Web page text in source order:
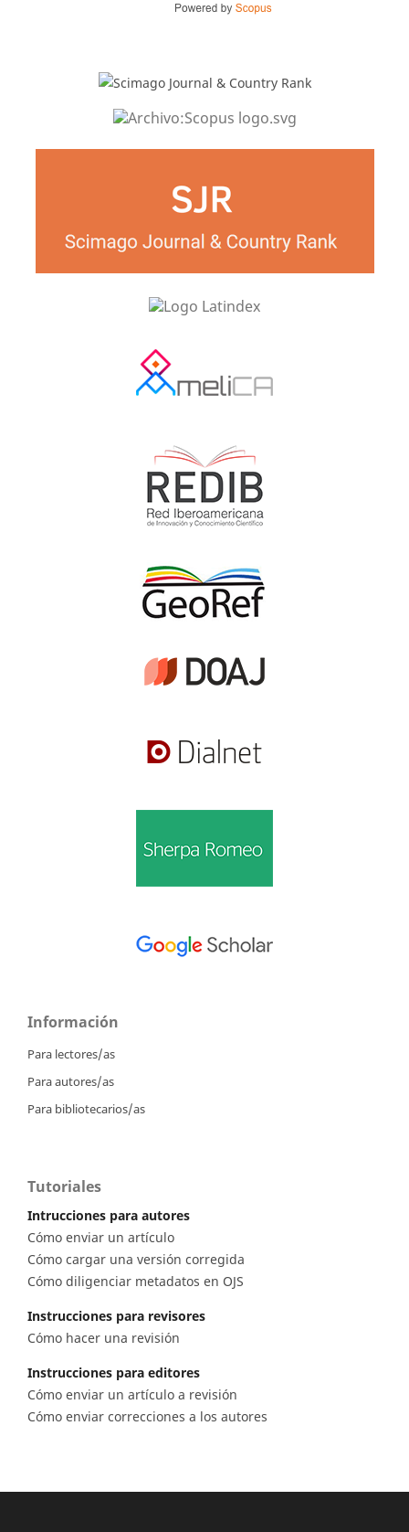
Información
Para lectores/as
Para autores/as
Para bibliotecarios/as
Tutoriales
Intrucciones para autores
Cómo enviar un artículo
Cómo cargar una versión corregida
Cómo diligenciar metadatos en OJS
Instrucciones para revisores
Cómo hacer una revisión
Instrucciones para editores
Cómo enviar un artículo a revisión
Cómo enviar correcciones a los autores